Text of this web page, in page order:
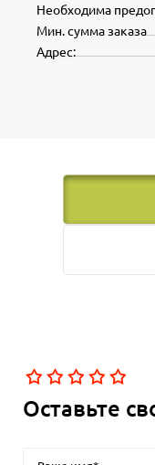
Необходима
Мин. сумма заказа
Адрес:
Оставьте